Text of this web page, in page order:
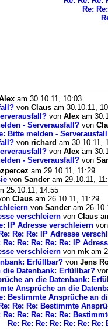
Re:
am 30.10.11, 10:03
von Claus am 30.10.11,
von Alex am
- Serverausfall? von
Bitte melden -
von richard am 30.10.11,
von Alex am
- Serverausfall? von
am 29.10.11, 11:29
von Sander am 29.10.11,
25.10.11, 14:55
Claus am 26.10.11, 11:29
von Sander am
verschleiern von Claus
IP Adresse verschleiern
Re: Re: IP Adresse
Re: Re: Re: Re: Re: IP
verschleiern von mk am
Erfüllbar? von Jens
die Datenbank: Erfüllbar?
an die Datenbank:
Ansprüche an die
Bestimmte Ansprüche an
Re: Re: Bestimmte
Re: Re: Re: Re: Re:
Re: Re: Re: Re: Re: Re: